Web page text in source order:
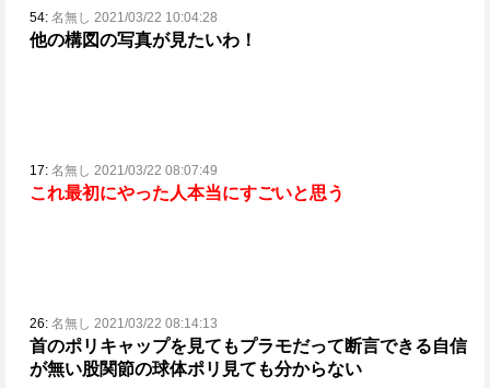
54: 名無し 2021/03/22 10:04:28
他の構図の写真が見たいわ！
17: 名無し 2021/03/22 08:07:49
これ最初にやった人本当にすごいと思う
26: 名無し 2021/03/22 08:14:13
首のポリキャップを見てもプラモだって断言できる自信
が無い股関節の球体ポリ見ても分からない